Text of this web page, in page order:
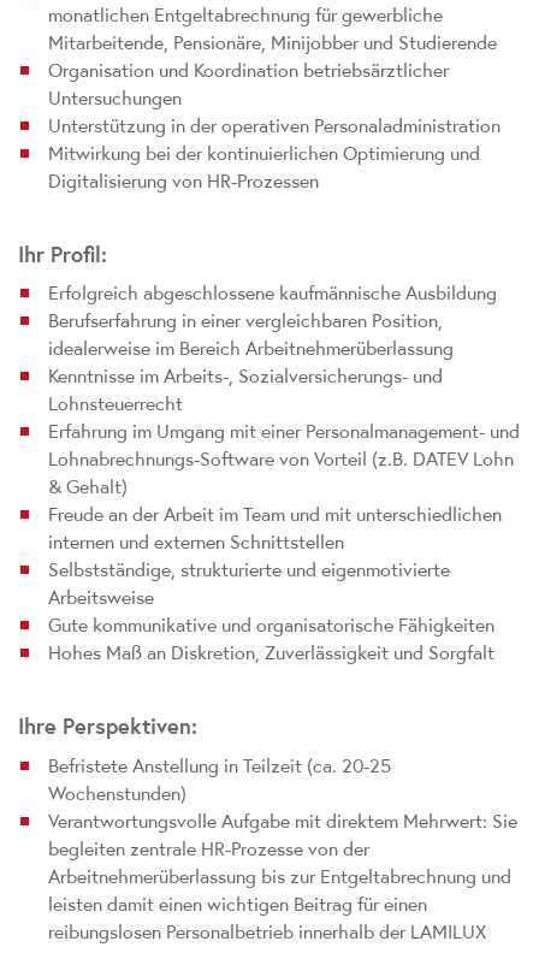
monatlichen Entgeltabrechnung für gewerbliche
Mitarbeitende, Pensionäre, Minijobber und Studierende
Organisation und Koordination betriebsärztlicher
Untersuchungen
Unterstützung in der operativen Personaladministration
Mitwirkung bei der kontinuierlichen Optimierung und
Digitalisierung von HR-Prozessen
Ihr Profil:
Erfolgreich abgeschlossene kaufmännische Ausbildung
Berufserfahrung in einer vergleichbaren Position,
idealerweise im Bereich Arbeitnehmerüberlassung
Kenntnisse im Arbeits-, Sozialversicherungs- und
Lohnsteuerrecht
Erfahrung im Umgang mit einer Personalmanagement- und
Lohnabrechnungs-Software von Vorteil (z.B. DATEV Lohn
& Gehalt)
Freude an der Arbeit im Team und mit unterschiedlichen
internen und externen Schnittstellen
Selbstständige, strukturierte und eigenmotivierte
Arbeitsweise
Gute kommunikative und organisatorische Fähigkeiten
Hohes Maß an Diskretion, Zuverlässigkeit und Sorgfalt
Ihre Perspektiven:
Befristete Anstellung in Teilzeit (ca. 20-25
Wochenstunden)
Verantwortungsvolle Aufgabe mit direktem Mehrwert: Sie
begleiten zentrale HR-Prozesse von der
Arbeitnehmerüberlassung bis zur Entgeltabrechnung und
leisten damit einen wichtigen Beitrag für einen
reibungslosen Personalbetrieb innerhalb der LAMILUX